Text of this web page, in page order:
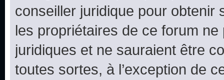
conseiller juridique pour obtenir
les propriétaires de ce forum
juridiques et ne sauraient être
toutes sortes, à l’exception de